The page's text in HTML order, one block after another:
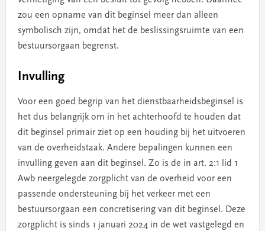
zou een opname van dit beginsel meer dan alleen
symbolisch zijn, omdat het de beslissingsruimte van een
bestuursorgaan begrenst.
Invulling
Voor een goed begrip van het dienstbaarheidsbeginsel is
het dus belangrijk om in het achterhoofd te houden dat
dit beginsel primair ziet op een houding bij het uitvoeren
van de overheidstaak. Andere bepalingen kunnen een
invulling geven aan dit beginsel. Zo is de in art. 2:1 lid 1
Awb neergelegde zorgplicht van de overheid voor een
passende ondersteuning bij het verkeer met een
bestuursorgaan een concretisering van dit beginsel. Deze
zorgplicht is sinds 1 januari 2024 in de wet vastgelegd en